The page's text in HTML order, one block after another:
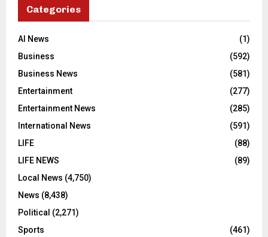
Categories
AI News
(1)
Business
(592)
Business News
(581)
Entertainment
(277)
Entertainment News
(285)
International News
(591)
LIFE
(88)
LIFE NEWS
(89)
Local News (4,750)
News (8,438)
Political (2,271)
Sports
(461)